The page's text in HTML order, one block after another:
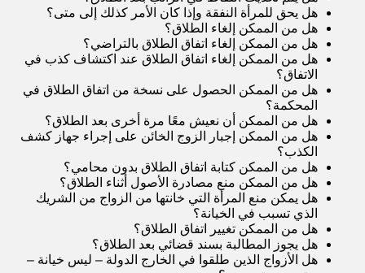
هل يحق للمرأة النفقة وإذا كان الأمر كذلك إلى متى؟
هل من الممكن إلغاء الطلاق؟
هل من الممكن إلغاء اتفاق الطلاق بالتراضي؟
هل من الممكن إلغاء اتفاق الطلاق عند اكتشاف كذب في
الاتفاق؟
هل من الممكن الحصول على نسخة من اتفاق الطلاق في
المحكمة؟
هل من الممكن أن نعيش معًا مرة أخرى بعد الطلاق؟
هل من الممكن إجبار الزوج الخائن على إجراء جهاز كشف
الكذب؟
هل من الممكن كتابة اتفاق الطلاق بدون محامي؟
هل من الممكن منع مصادرة الأصول أثناء الطلاق؟
هل يمكن منع المرأة التي خانتها من الزواج من الشريك
الذي تسبب في الخيانة؟
هل من الممكن تغيير اتفاق الطلاق؟
هل يجوز المطالبة بسند قضائي بعد الطلاق؟
هل الأزواج الذين طلقوا في الخارج الدولة – ليس خيانة –